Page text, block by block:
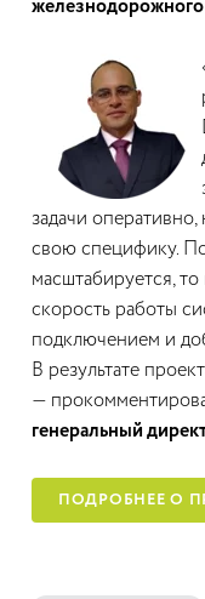
железнодорожного
задачи
свою специфику.
масштабируется,
скорость работы
подключением и
В результате
—
генеральный
ПОДРОБНЕЕ О